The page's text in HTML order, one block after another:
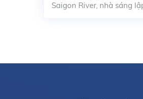
Saigon River, nhà sáng